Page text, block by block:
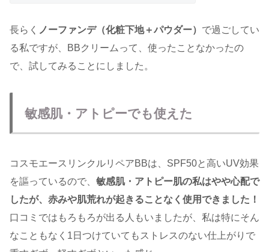
長らく ノーファンデ（化粧下地＋パウダー） で過ごしてい
る私ですが、BBクリームって、使ったことなかったの
で、試してみることにしました。
敏感肌・アトピーでも使えた
コスモエースリンクルリペアBBは、SPF50と高いUV効果
を謳っているので、 敏感肌・アトピー肌の私はやや心配で
したが、赤みや肌荒れが起きることなく使用できました！
口コミではもろもろが出る人もいましたが、私は特にそん
なこともなく1日つけていてもストレスのない仕上がりで